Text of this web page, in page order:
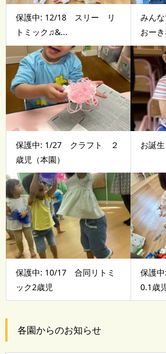
保護中: 12/18 スリー リ
トミック♫&...
みん
おー
保護中: 1/27 クラフト ２
歳児（本園）
お誕
保護中: 10/17 合同リトミ
ック2歳児
保護
0.1歳
各園からのお知らせ